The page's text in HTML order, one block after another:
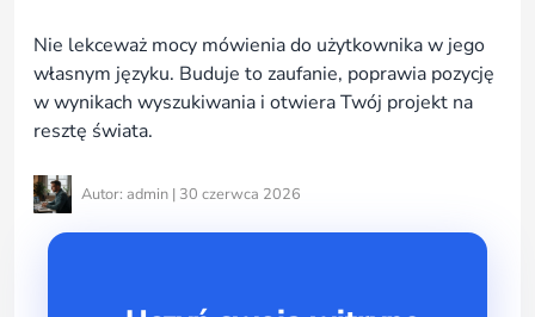
Nie lekceważ mocy mówienia do użytkownika w jego
własnym języku. Buduje to zaufanie, poprawia pozycję
w wynikach wyszukiwania i otwiera Twój projekt na
resztę świata.
Autor: admin | 30 czerwca 2026